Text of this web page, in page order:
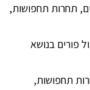
ריקודים, תחרות תחפושות,
חב"ד | טיול פורים בנושא
| תחרות תחפושות,